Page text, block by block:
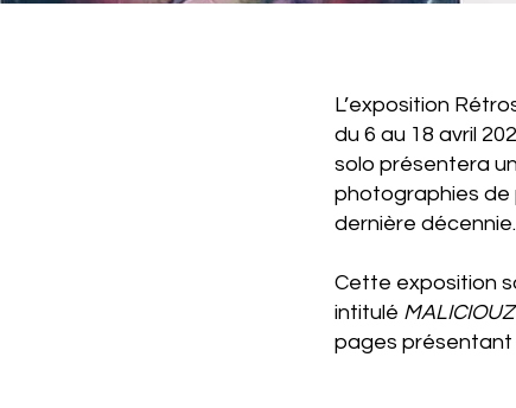
L’exposition
du 6 au 18 avril
solo présentera
photographies de
dernière décennie.
Cette exposition
intitulé
pages présentant